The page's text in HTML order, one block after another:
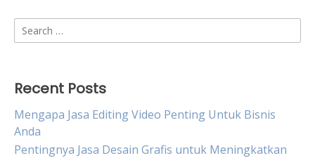
Search
for:
Recent Posts
Mengapa Jasa Editing Video Penting Untuk Bisnis
Anda
Pentingnya Jasa Desain Grafis untuk Meningkatkan